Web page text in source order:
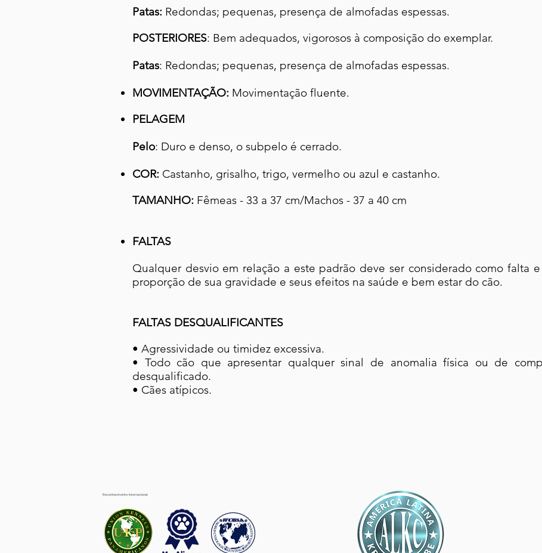
Patas: Redondas; pequenas, presença de almofadas espessas.
POSTERIORES: Bem adequados, vigorosos à composição do exemplar.
Patas: Redondas; pequenas, presença de almofadas espessas.
MOVIMENTAÇÃO: Movimentação fluente.
PELAGEM
Pelo: Duro e denso, o subpelo é cerrado.
COR: Castanho, grisalho, trigo, vermelho ou azul e castanho.
TAMANHO: Fêmeas - 33 a 37 cm/Machos - 37 a 40 cm
FALTAS
Qualquer desvio em relação a este padrão deve ser considerado como falta
proporção de sua gravidade e seus efeitos na saúde e bem estar do cão.
FALTAS DESQUALIFICANTES
• Agressividade ou timidez excessiva.
• Todo cão que apresentar qualquer sinal de anomalia física ou de
desqualificado.
• Cães atípicos.
Reconhecimento Internacional: